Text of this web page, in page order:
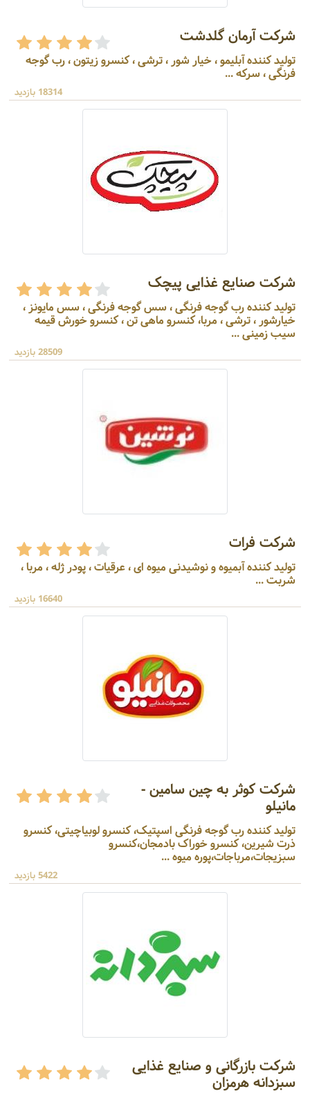
شرکت آرمان گلدشت
تولید کننده آبلیمو ، خیار شور ، ترشی ، کنسرو زیتون ، رب گوجه
فرنگی ، سرکه ...
18314 بازدید
شرکت صنایع غذایی پیچک
تولید کننده رب گوجه فرنگی ، سس گوجه فرنگی ، سس مایونز ،
خیارشور ، ترشی ، مربا، کنسرو ماهی تن ، کنسرو خورش قیمه
سیب زمینی ...
28509 بازدید
شرکت فرات
تولید کننده آبمیوه و نوشیدنی میوه ای ، عرقیات ، پودر ژله ، مربا ،
شربت ...
16640 بازدید
شرکت کوثر به چین سامین -
مانیلو
تولید کننده رب گوجه فرنگی اسپتیک، کنسرو لوبیاچیتی، کنسرو
ذرت شیرین، کنسرو خوراک بادمجان،کنسرو
سبزیجات،مرباجات،پوره میوه ...
5422 بازدید
شرکت بازرگانی و صنایع غذایی
سبزدانه هرمزان